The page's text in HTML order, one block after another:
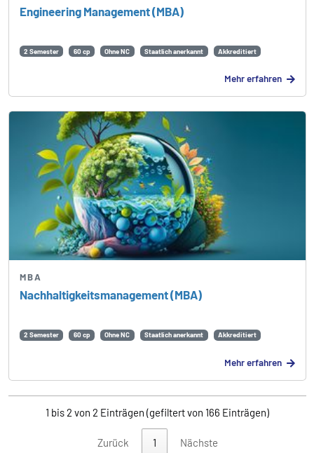
Engineering Management (MBA)
2 Semester 60 cp Ohne NC Staatlich anerkannt Akkreditiert
Mehr erfahren
Nachhaltigkeits­management (MBA)
MBA
2 Semester 60 cp Ohne NC Staatlich anerkannt Akkreditiert
Mehr erfahren
1 bis 2 von 2 Einträgen (gefiltert von 166 Einträgen)
Zurück 1 Nächste